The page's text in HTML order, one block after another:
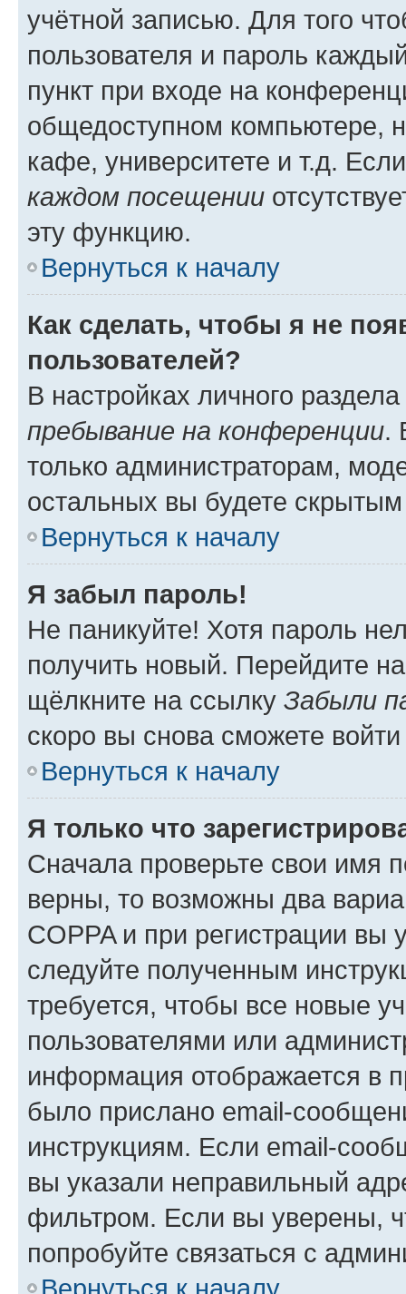
учётной записью. Для того
пользователя и пароль
пункт при входе на
общедоступном компьютере,
кафе, университете и т.д.
каждом посещении
эту функцию.
Вернуться к началу
Как сделать, чтобы я не
пользователей?
В настройках личного
пребывание на конференции.
только администраторам,
остальных вы будете
Вернуться к началу
Я забыл пароль!
Не паникуйте! Хотя пароль
получить новый. Перейдите
щёлкните на ссылку Забыли
скоро вы снова сможете
Вернуться к началу
Я только что
Сначала проверьте свои имя
верны, то возможны два
COPPA и при регистрации вы
следуйте полученным
требуется, чтобы все новые
пользователями или
информация отображается в
было прислано email-
инструкциям. Если email-
вы указали неправильный
фильтром. Если вы уверены,
попробуйте связаться с
Вернуться к началу